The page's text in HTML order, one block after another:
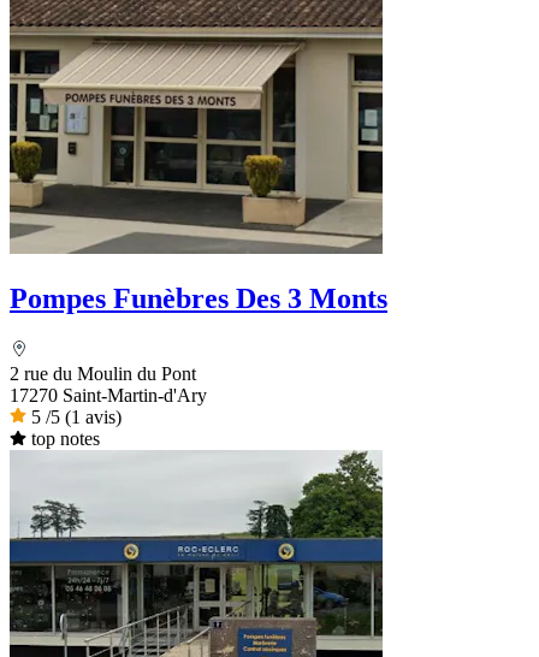
Pompes Funèbres Des 3 Monts
2 rue du Moulin du Pont
17270 Saint-Martin-d'Ary
5 /5 (1 avis)
top notes